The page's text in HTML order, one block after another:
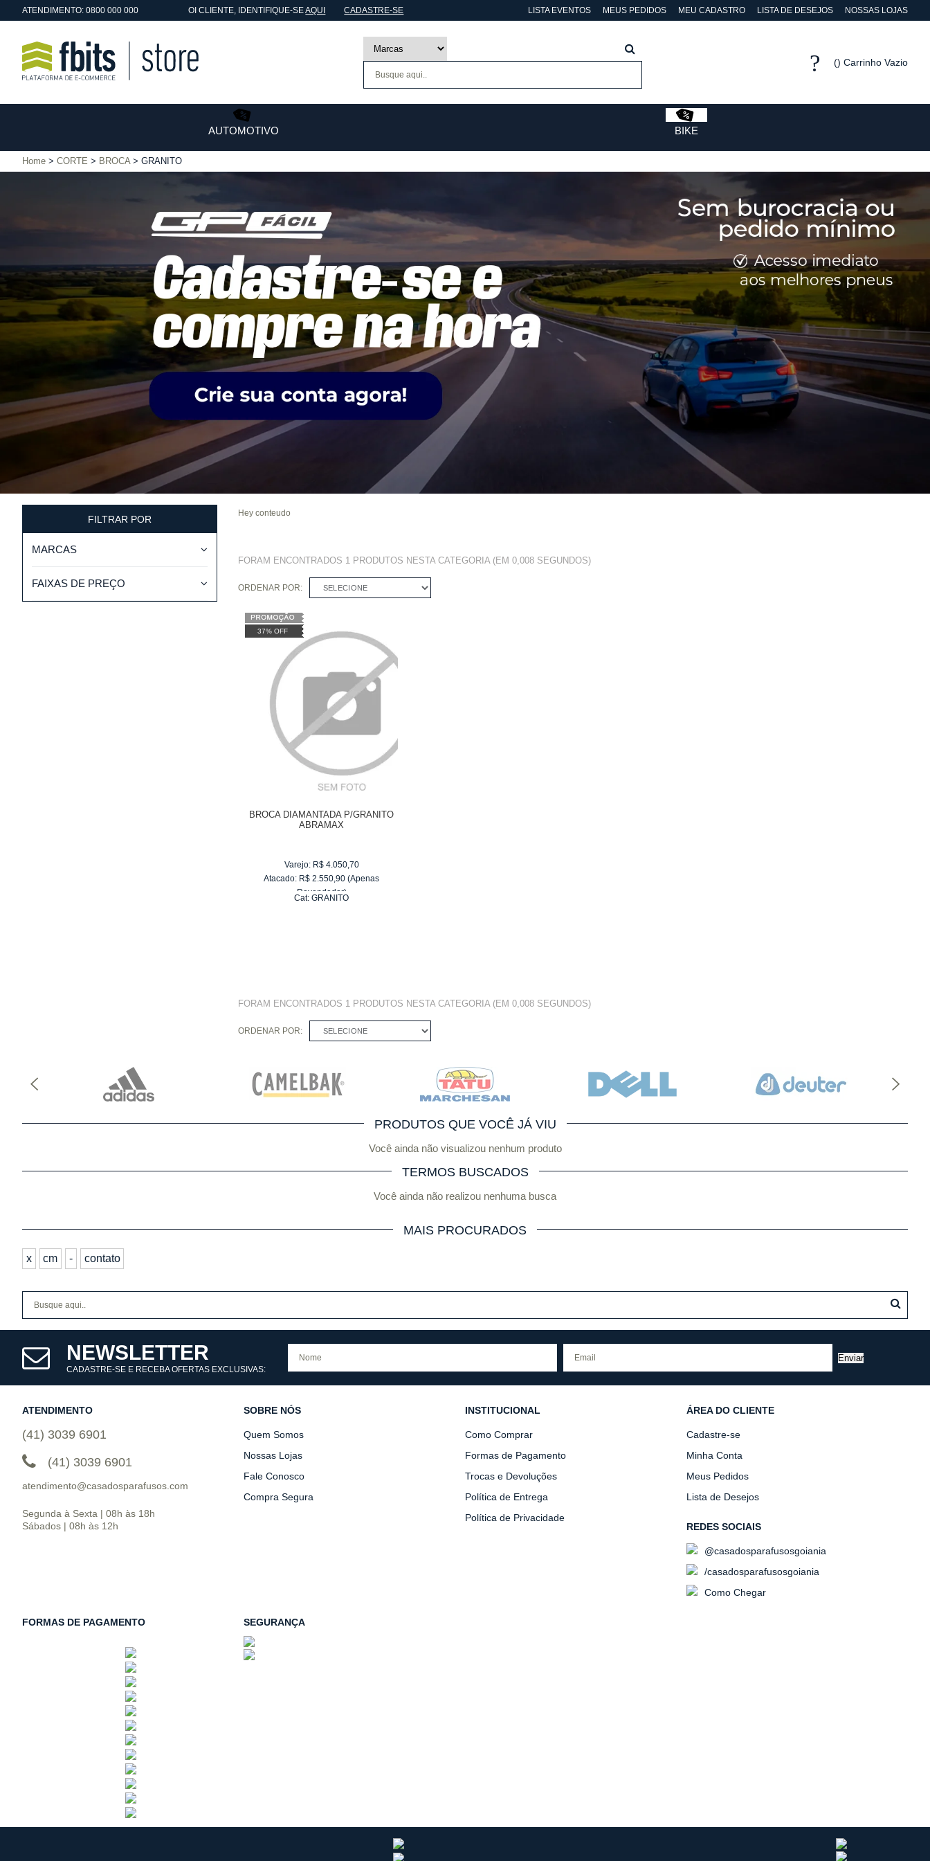
ATENDIMENTO: 0800 000 000 OICLIENTE, IDENTIFIQUE-SEAQUI CADASTRE-SE LISTA EVENTOS MEUS PEDIDOS MEU CADASTRO LISTA DE DESEJOS NOSSAS LOJAS
Carrinho Vazio
AUTOMOTIVO BIKE
Home CORTE BROCA GRANITO
FILTRAR POR
MARCAS
FAIXAS DE PREÇO
Hey conteudo
FORAM ENCONTRADOS 1 PRODUTOS NESTA CATEGORIA (EM 0,008 SEGUNDOS)
ORDENAR POR: SELECIONE
37% OFF
BROCA DIAMANTADA P/GRANITO
ABRAMAX
Varejo: R$ 4.050,70
Atacado: R$ 2.550,90 (Apenas
Revendedor)
Cat:GRANITO
FORAM ENCONTRADOS 1 PRODUTOS NESTA CATEGORIA (EM 0,008 SEGUNDOS)
ORDENAR POR: SELECIONE
PRODUTOS QUE VOCÊ JÁ VIU
Você ainda não visualizou nenhum produto
TERMOS BUSCADOS
Você ainda não realizou nenhuma busca
MAIS PROCURADOS
x cm - contato
NEWSLETTER
CADASTRE-SE E RECEBA OFERTAS EXCLUSIVAS:
Enviar
ATENDIMENTO
(41) 3039 6901
(41) 3039 6901
atendimento@casadosparafusos.com
Segunda à Sexta | 08h às 18h
Sábados | 08h às 12h
SOBRE NÓS
Quem Somos
Nossas Lojas
Fale Conosco
Compra Segura
INSTITUCIONAL
Como Comprar
Formas de Pagamento
Trocas e Devoluções
Política de Entrega
Política de Privacidade
ÁREA DO CLIENTE
Cadastre-se
Minha Conta
Meus Pedidos
Lista de Desejos
REDES SOCIAIS
@casadosparafusosgoiania
/casadosparafusosgoiania
Como Chegar
FORMAS DE PAGAMENTO SEGURANÇA